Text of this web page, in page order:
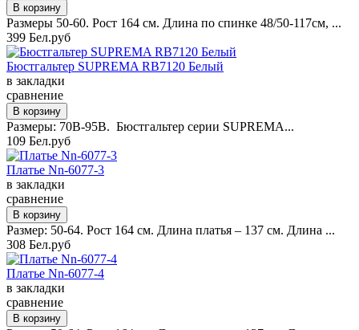
Размеры 50-60. Рост 164 см. Длина по спинке 48/50-117см, ...
399 Бел.руб
Бюстгальтер SUPREMA RB7120 Белый
в закладки
сравнение
Размеры: 70B-95B. Бюстгальтер серии SUPREMA...
109 Бел.руб
Платье Nn-6077-3
в закладки
сравнение
Размер: 50-64. Рост 164 см. Длина платья – 137 см. Длина ...
308 Бел.руб
Платье Nn-6077-4
в закладки
сравнение